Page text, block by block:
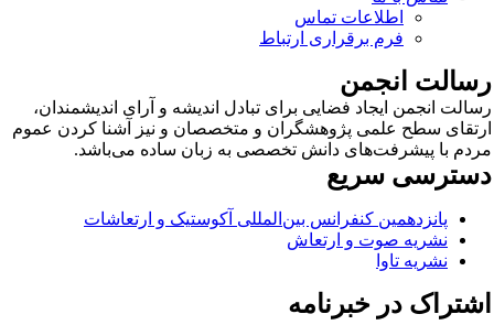
اطلاعات تماس
فرم برقراری ارتباط
انجمن
انجمن ایجاد فضایی برای تبادل اندیشه و آرای اندیشمندان،
سطح علمی پژوهشگران و متخصصان و نیز آشنا کردن عموم
با پیشرفت‌های دانش تخصصی به زبان ساده می‌باشد.
سریع
پانزدهمین کنفرانس بین‌المللی آکوستیک و ارتعاشات
نشریه صوت و ارتعاش
نشریه تاوا
در خبرنامه